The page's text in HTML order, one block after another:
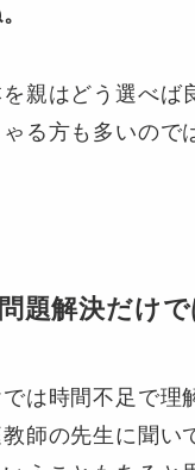
親はどう選べば
る方も多いので
題解決だけ
は時間不足で理
師の先生に聞い